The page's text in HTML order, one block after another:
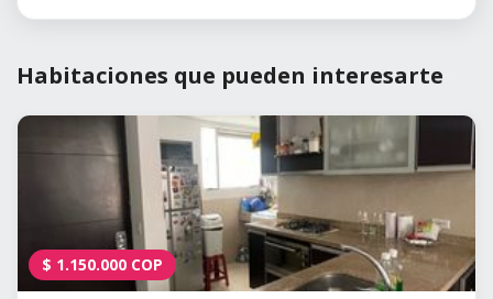
Habitaciones que pueden interesarte
$ 1.150.000 COP